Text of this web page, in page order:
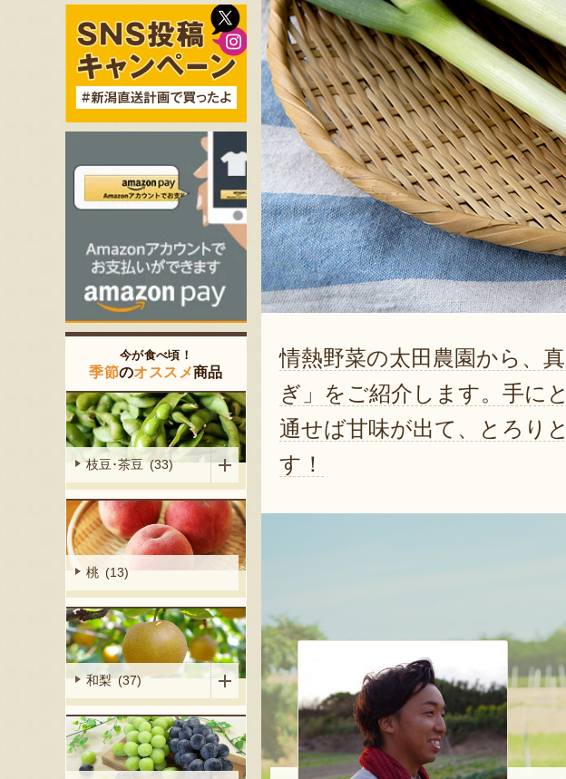
情熱野菜の太田農園から、
ぎ」をご紹介します。手に
通せば甘味が出て、とろり
す！
今が食べ頃！
季節のオススメ商品
枝豆･茶豆 (33)
桃 (13)
和梨 (37)